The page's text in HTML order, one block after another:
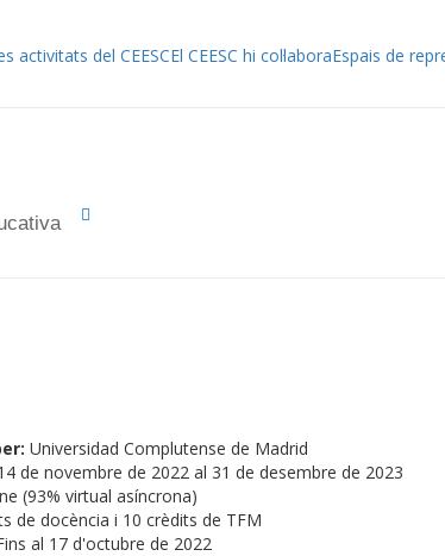
activitats del CEESCEl CEESC hi col·laboraEspais de
Universidad Complutense de Madrid
de novembre de 2022 al 31 de desembre de 2023
(93% virtual asíncrona)
de docència i 10 crèdits de TFM
al 17 d'octubre de 2022